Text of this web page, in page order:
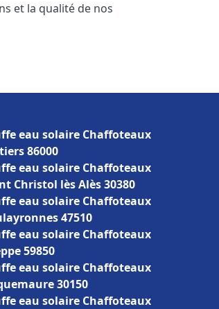
et la qualité de nos
eau solaire Chaffoteaux
86000
eau solaire Chaffoteaux
Christol lès Alès 30380
eau solaire Chaffoteaux
47510
eau solaire Chaffoteaux
59850
eau solaire Chaffoteaux
30150
eau solaire Chaffoteaux